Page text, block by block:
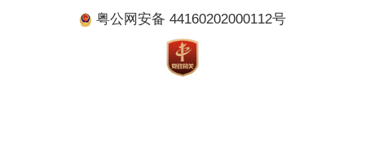
粤公网安备 44160202000112号